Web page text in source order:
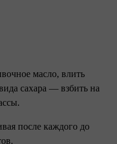
масло, влить
сахара — взбить на
после каждого до